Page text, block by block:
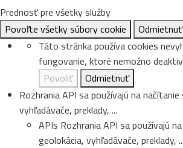
Prednosť pre všetky služby
Povoľte všetky súbory cookie
Táto stránka používa cookies
fungovanie, ktoré nemožno
Povoliť
Odmietnuť
Rozhrania API sa používajú na
vyhľadávače, preklady, ...
APIs Rozhrania API sa používajú
geolokácia, vyhľadávače, preklady, ...